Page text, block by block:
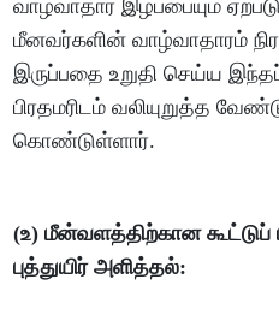
வாழ்வாதார இழப்பையும்
மீனவர்களின் வாழ்வாதாரம்
இருப்பதை உறுதி செய்ய
பிரதமரிடம் வலியுறுத்த
கொண்டுள்ளார்.
(உ) மீன்வளத்திற்கான கூட்டுப்
புத்துயிர் அளித்தல்: